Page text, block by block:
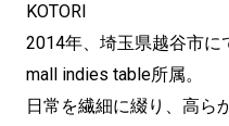
KOTORI
2014年、埼玉県越谷市に
mall indies table所属。
日常を繊細に綴り、高ら